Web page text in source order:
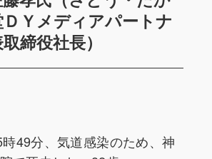
ＤＹメディアパートナ
締役社長）
49分、気道感染のため、神